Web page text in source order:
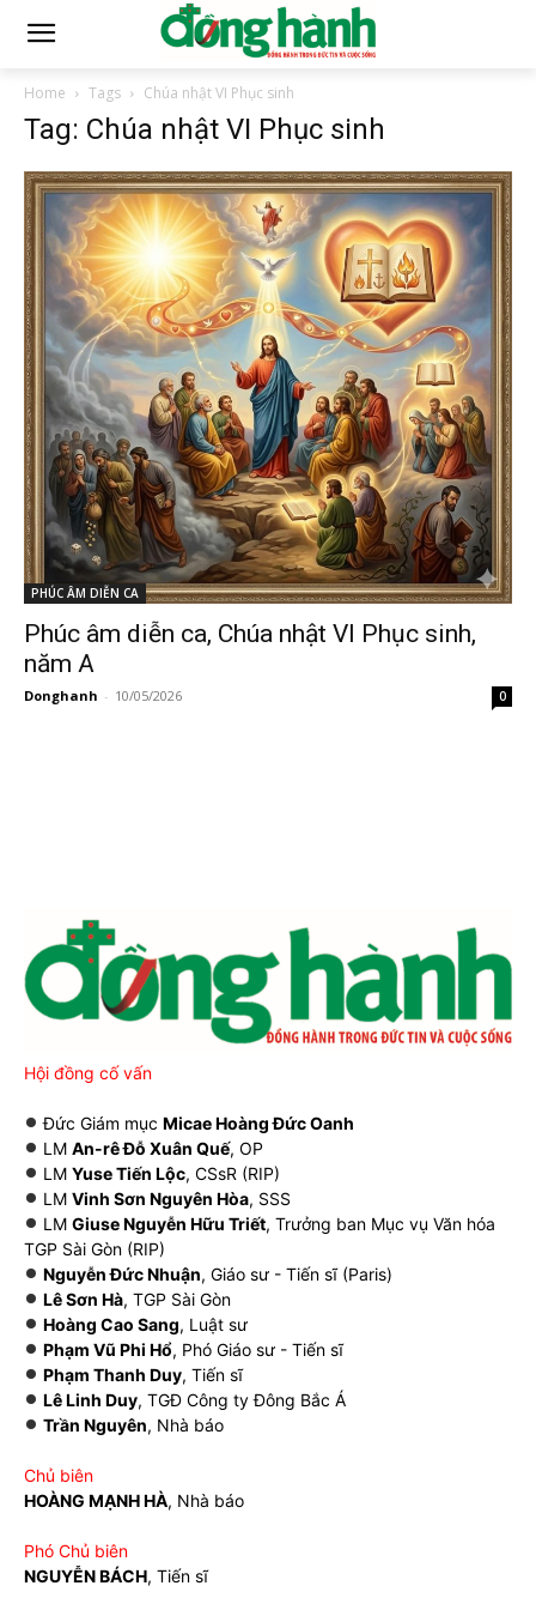
Home Tags Chúa nhật VI Phục sinh
Tag: Chúa nhật VI Phục sinh
PHÚC ÂM DIỄN CA
Phúc âm diễn ca, Chúa nhật VI Phục sinh,
năm A
Donghanh - 10/05/2026 0
Hội đồng cố vấn
Đức Giám mục Micae Hoàng Đức Oanh
LM An-rê Đỗ Xuân Quế, OP
LM Yuse Tiến Lộc, CSsR (RIP)
LM Vinh Sơn Nguyên Hòa, SSS
LM Giuse Nguyễn Hữu Triết, Trưởng ban Mục vụ Văn hóa
TGP Sài Gòn (RIP)
Nguyễn Đức Nhuận, Giáo sư - Tiến sĩ (Paris)
Lê Sơn Hà, TGP Sài Gòn
Hoàng Cao Sang, Luật sư
Phạm Vũ Phi Hổ, Phó Giáo sư - Tiến sĩ
Phạm Thanh Duy, Tiến sĩ
Lê Linh Duy, TGĐ Công ty Đông Bắc Á
Trần Nguyên, Nhà báo
Chủ biên
HOÀNG MẠNH HÀ, Nhà báo
Phó Chủ biên
NGUYỄN BÁCH, Tiến sĩ